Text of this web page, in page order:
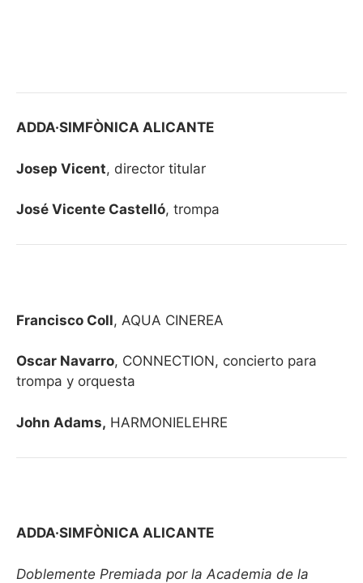
ADDA·SIMFÒNICA ALICANTE
Josep Vicent, director titular
José Vicente Castelló, trompa
Francisco Coll, AQUA CINEREA
Oscar Navarro, CONNECTION, concierto para
trompa y orquesta
John Adams, HARMONIELEHRE
ADDA·SIMFÒNICA ALICANTE
Doblemente Premiada por la Academia de la